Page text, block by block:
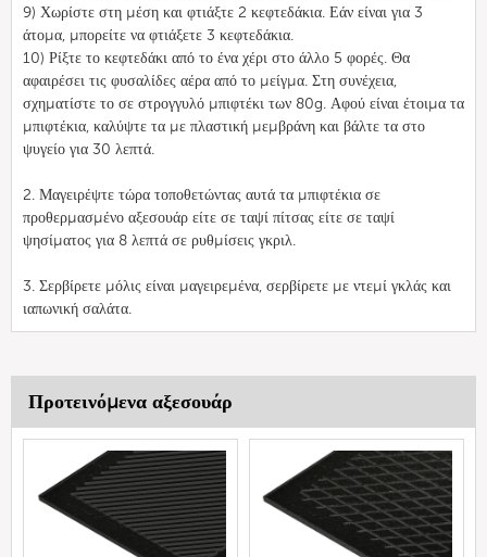
9) Χωρίστε στη μέση και φτιάξτε 2 κεφτεδάκια. Εάν είναι για 3
άτομα, μπορείτε να φτιάξετε 3 κεφτεδάκια.
10) Ρίξτε το κεφτεδάκι από το ένα χέρι στο άλλο 5 φορές. Θα
αφαιρέσει τις φυσαλίδες αέρα από το μείγμα. Στη συνέχεια,
σχηματίστε το σε στρογγυλό μπιφτέκι των 80g. Αφού είναι έτοιμα τα
μπιφτέκια, καλύψτε τα με πλαστική μεμβράνη και βάλτε τα στο
ψυγείο για 30 λεπτά.
2. Μαγειρέψτε τώρα τοποθετώντας αυτά τα μπιφτέκια σε
προθερμασμένο αξεσουάρ είτε σε ταψί πίτσας είτε σε ταψί
ψησίματος για 8 λεπτά σε ρυθμίσεις γκριλ.
3. Σερβίρετε μόλις είναι μαγειρεμένα, σερβίρετε με ντεμί γκλάς και
ιαπωνική σαλάτα.
Προτεινόμενα αξεσουάρ